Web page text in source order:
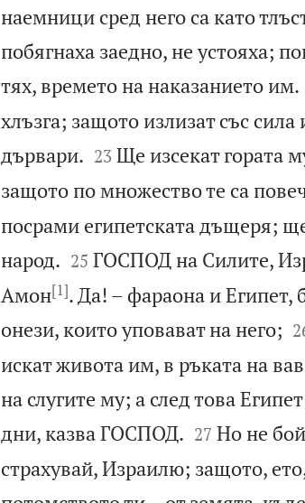
наемници сред него са като
побягнаха заедно, не устояха;
тях, времето на наказанието им.
хлъзга; защото излизат със
дървари.
23 Ще изсекат гората
защото по множество те са
посрами египетската дъщеря;
народ.
25 ГОСПОД на Силите,
Амон[1]. Да! – фараона и Египет,
онези, които уповават на него;
искат живота им, в ръката на
на слугите му; а след това
дни, казва ГОСПОД.
27 Но не
страхувай, Израилю; защото,